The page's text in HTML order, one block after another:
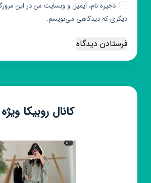
ذخیره نام، ایمیل و وبسایت من در این
دیگری که دیدگاهی می‌نویسم.
فرستادن دیدگاه
کانال روبیکا ویژه